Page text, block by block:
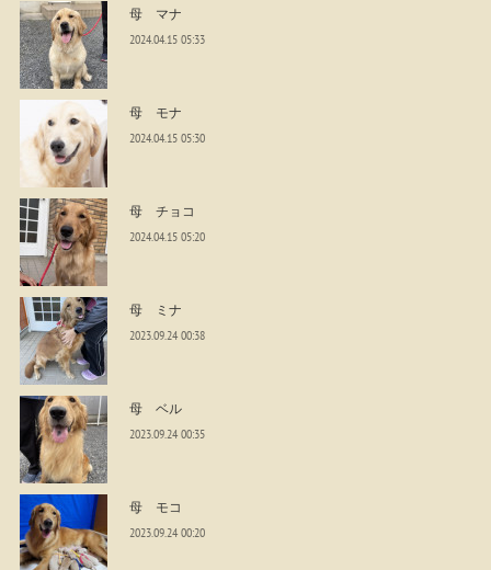
母 マナ
2024.04.15 05:33
母 モナ
2024.04.15 05:30
母 チョコ
2024.04.15 05:20
母 ミナ
2023.09.24 00:38
母 ベル
2023.09.24 00:35
母 モコ
2023.09.24 00:20